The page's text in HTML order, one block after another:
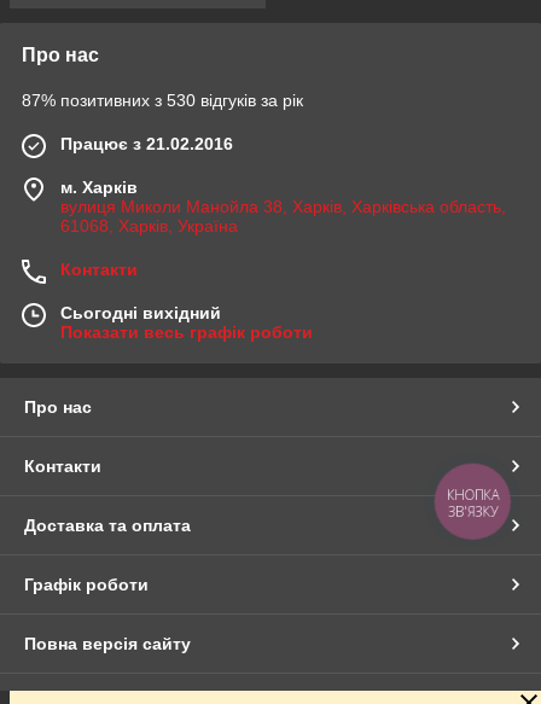
Про нас
87% позитивних з 530 відгуків за рік
Працює з 21.02.2016
м. Харків
вулиця Миколи Манойла 38, Харків, Харківська область,
61068, Харків, Україна
Контакти
Сьогодні вихідний
Показати весь графік роботи
Про нас
Контакти
Доставка та оплата
Графік роботи
Повна версія сайту
КНОПКА
ЗВ'ЯЗКУ